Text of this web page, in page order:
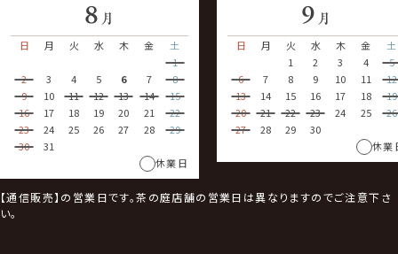
8 月
日
月 火 水 木 金
土
1
2
3 4 5 6 7
8
9
10 11 12 13 14
15
16
17 18 19 20 21
22
23
24 25 26 27 28
29
30
31
休業日
9 月
日
月 火 水 木 金
土
1
2 3 4
5
6
7 8 9 10 11
12
13
14 15 16 17 18
19
20
21 22 23 24 25
26
27
28 29
30
休業
【通信販売】の営業日です。茶の庭店舗の営業日は異なりますのでご注意下さ
い。